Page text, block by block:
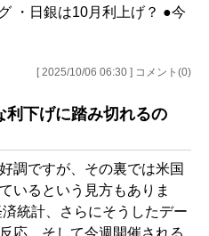
・日銀は10月利上げ？ ●今
[ 2025/10/06 06:30 ] コメント(0)
利下げに踏み切れるの
調ですが、その裏では米国
いるという見方もありま
統計、さらにそうしたデー
応、そして今週開催される